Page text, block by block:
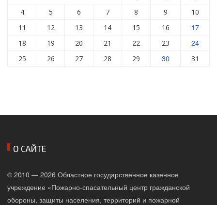
4 5 6 7 8 9
10
11
12 13 14 15 16 17
18 19 20 21 22 23 24
25 26 27 28 29 30 31
О САЙТЕ
© 2010 — 2026 Областное государственное казенное
учреждение «Пожарно-спасательный центр гражданской
обороны, защиты населения, территорий и пожарной